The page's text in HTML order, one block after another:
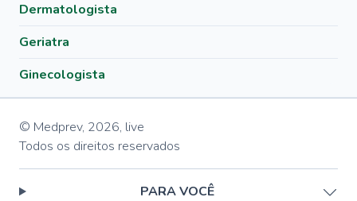
Dermatologista
Geriatra
Ginecologista
© Medprev, 2026, live
Todos os direitos reservados
PARA VOCÊ